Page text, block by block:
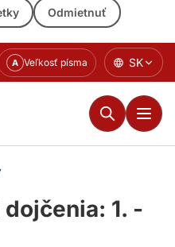
Odmietnuť
A Veľkosť písma SK
1. -